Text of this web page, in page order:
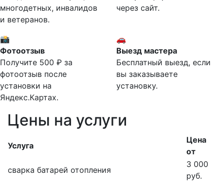
многодетных, инвалидов
и ветеранов.
через сайт.
📸
Фотоотзыв
Получите 500 ₽ за
фотоотзыв после
установки на
Яндекс.Картах.
🚗
Выезд мастера
Бесплатный выезд, если
вы заказываете
установку.
Цены на услуги
Услуга
Цена
от
сварка батарей отопления
3 000
руб.